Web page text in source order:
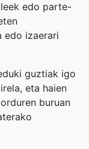
edo parte-
edo izaerari
guztiak igo
eta haien
buruan